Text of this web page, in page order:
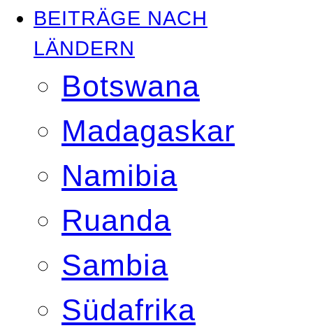
BEITRÄGE NACH
LÄNDERN
Botswana
Madagaskar
Namibia
Ruanda
Sambia
Südafrika